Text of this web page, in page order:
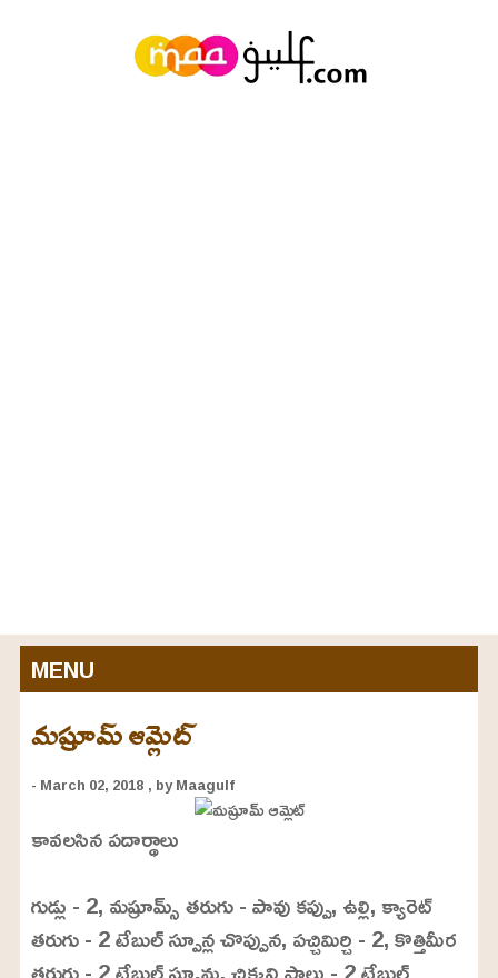
MENU
మష్రూమ్ ఆమ్లెట్
- March 02, 2018 , by Maagulf
కావలసిన పదార్థాలు
గుడ్లు - 2, మష్రూమ్స్‌ తరుగు - పావు కప్పు, ఉల్లి, క్యారెట్‌
తరుగు - 2 టేబుల్‌ స్పూన్ల చొప్పున, పచ్చిమిర్చి - 2, కొత్తిమీర